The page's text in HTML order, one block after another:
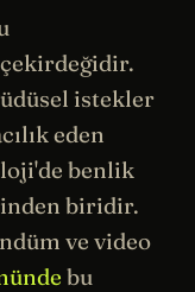
istekler
eden
'de benlik
biridir.
ve video
bu